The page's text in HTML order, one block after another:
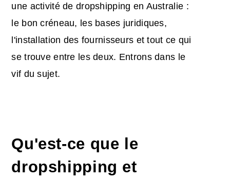
une activité de dropshipping en Australie :
le bon créneau, les bases juridiques,
l'installation des fournisseurs et tout ce qui
se trouve entre les deux. Entrons dans le
vif du sujet.
Qu'est-ce que le
dropshipping et